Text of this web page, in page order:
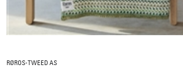
RØROS-TWEED AS